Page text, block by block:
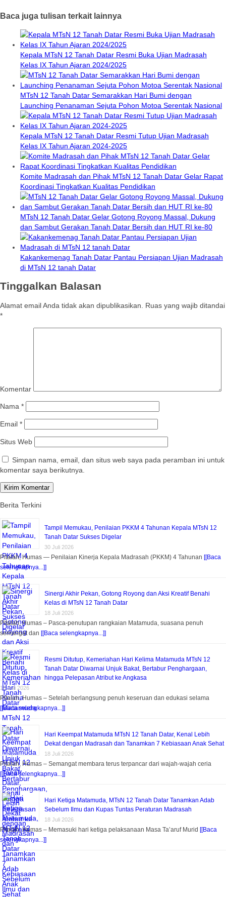
Baca juga tulisan terkait lainnya
Kepala MTsN 12 Tanah Datar Resmi Buka Ujian Madrasah
Kelas IX Tahun Ajaran 2024/2025
MTsN 12 Tanah Datar Semarakkan Hari Bumi dengan
Launching Penanaman Sejuta Pohon Motoa Serentak Nasional
Kepala MTsN 12 Tanah Datar Resmi Tutup Ujian Madrasah
Kelas IX Tahun Ajaran 2024-2025
Komite Madrasah dan Pihak MTsN 12 Tanah Datar Gelar Rapat
Koordinasi Tingkatkan Kualitas Pendidikan
MTsN 12 Tanah Datar Gelar Gotong Royong Massal, Dukung
dan Sambut Gerakan Tanah Datar Bersih dan HUT RI ke-80
Kakankemenag Tanah Datar Pantau Persiapan Ujian Madrasah
di MTsN 12 tanah Datar
Tinggalkan Balasan
Alamat email Anda tidak akan dipublikasikan. Ruas yang wajib ditandai
*
Komentar
Nama *
Email *
Situs Web
Simpan nama, email, dan situs web saya pada peramban ini untuk
komentar saya berikutnya.
Berita Terkini
Tampil Memukau, Penilaian PKKM 4 Tahunan Kepala MTsN 12
Tanah Datar Sukses Digelar
30 Juli 2026
Pitalah, Humas — Penilaian Kinerja Kepala Madrasah (PKKM) 4 Tahunan [[Baca
selengkapnya...]]
Sinergi Akhir Pekan, Gotong Royong dan Aksi Kreatif Benahi
Kelas di MTsN 12 Tanah Datar
18 Juli 2026
Pitalah, Humas – Pasca-penutupan rangkaian Matamuda, suasana penuh
semangat dan [[Baca selengkapnya...]]
Resmi Ditutup, Kemeriahan Hari Kelima Matamuda MTsN 12
Tanah Datar Diwarnai Unjuk Bakat, Bertabur Penghargaan,
hingga Pelepasan Atribut ke Angkasa
18 Juli 2026
Pitalah, Humas – Setelah berlangsung penuh keseruan dan edukasi selama
[[Baca selengkapnya...]]
Hari Keempat Matamuda MTsN 12 Tanah Datar, Kenal Lebih
Dekat dengan Madrasah dan Tanamkan 7 Kebiasaan Anak Sehat
18 Juli 2026
Pitalah, Humas – Semangat membara terus terpancar dari wajah-wajah ceria
[[Baca selengkapnya...]]
Hari Ketiga Matamuda, MTsN 12 Tanah Datar Tanamkan Adab
Sebelum Ilmu dan Kupas Tuntas Peraturan Madrasah
18 Juli 2026
Pitalah, Humas – Memasuki hari ketiga pelaksanaan Masa Ta’aruf Murid [[Baca
selengkapnya...]]